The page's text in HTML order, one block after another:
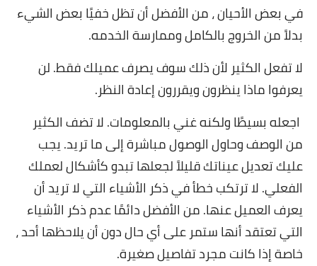
في بعض الأحيان ، من الأفضل أن تظل خفيًا بعض الشيء
بدلاً من الخروج بالكامل وممارسة الخدمه.
لا تفعل الكثير لأن ذلك سوف يصرف عميلك فقط. لن
يعرفوا ماذا ينظرون ويقررون إعادة النظر.
اجعله بسيطًا ولكنه غني بالمعلومات. لا تضف الكثير
من الوصف وحاول الوصول مباشرة إلى ما تريد. يجب
عليك تعديل عيناتك قليلاً لجعلها تبدو كأشكال لعملك
الفعلي. لا ترتكب خطأ في ذكر الأشياء التي لا تريد أن
يعرف العميل عنها. من الأفضل دائمًا عدم ذكر الأشياء
التي تعتقد أنها ستمر على أي حال دون أن يلاحظها أحد ،
خاصة إذا كانت مجرد تفاصيل صغيرة.